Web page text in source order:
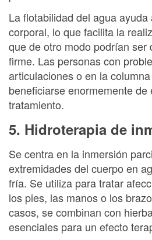
La flotabilidad del agua
corporal, lo que facilita la
que de otro modo podrían ser
firme. Las personas con
articulaciones o en la
beneficiarse enormemente de
tratamiento.
5. Hidroterapia de
Se centra en la inmersión
extremidades del cuerpo en
fría. Se utiliza para tratar
los pies, las manos o los
casos, se combinan con
esenciales para un efecto